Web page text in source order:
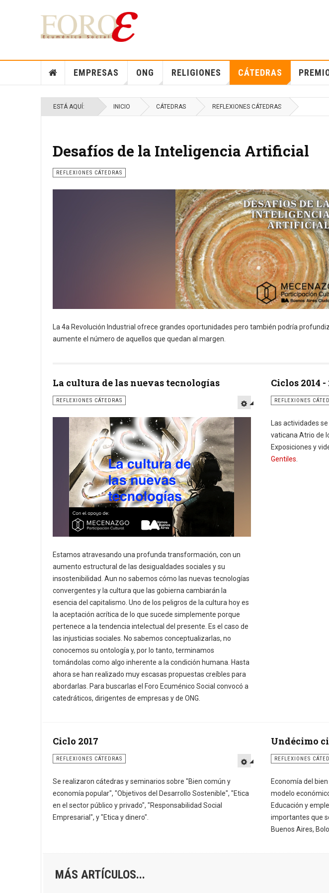
EMPRESAS ONG RELIGIONES CÁTEDRAS
ESTÁ AQUÍ: INICIO CÁTEDRAS REFLEXIONES CÁTEDRAS
Desafíos de la Inteligencia Artificial
REFLEXIONES CÁTEDRAS
La 4a Revolución Industrial ofrece grandes oportunidades pero también podría
aumente el número de aquellos que quedan al margen.
La cultura de las nuevas tecnologías
REFLEXIONES CÁTEDRAS
Estamos atravesando una profunda transformación, con un
aumento estructural de las desigualdades sociales y su
insostenibilidad. Aun no sabemos cómo las nuevas tecnologías
convergentes y la cultura que las gobierna cambiarán la
esencia del capitalismo. Uno de los peligros de la cultura hoy es
la aceptación acrítica de lo que sucede simplemente porque
pertenece a la tendencia intelectual del presente. Es el caso de
las injusticias sociales. No sabemos conceptualizarlas, no
conocemos su ontología y, por lo tanto, terminamos
tomándolas como algo inherente a la condición humana. Hasta
ahora se han realizado muy escasas propuestas creíbles para
abordarlas. Para buscarlas el Foro Ecuménico Social convocó a
catedráticos, dirigentes de empresas y de ONG.
Ciclos 2014 -
REFLEXIONES
Las actividades
vaticana Atrio de
Exposiciones y
Gentiles
Ciclo 2017
REFLEXIONES CÁTEDRAS
Se realizaron cátedras y seminarios sobre "Bien común y
economía popular", "Objetivos del Desarrollo Sostenible", "Etica
en el sector público y privado", "Responsabilidad Social
Empresarial", y "Etica y dinero".
Undécimo
REFLEXIONES
Economía del
modelo
Educación y
importantes que
Buenos Aires,
MÁS ARTÍCULOS...